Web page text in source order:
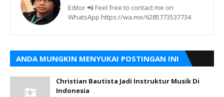
Editor 📲 Feel free to contact me on
WhatsApp https://wa.me/6285773537734
ANDA MUNGKIN MENYUKAI POSTINGAN INI
Christian Bautista Jadi Instruktur Musik Di
Indonesia